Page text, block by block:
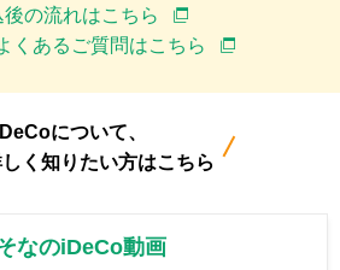
後の流れはこちら
くあるご質問はこちら
について、
く知りたい方はこちら
なのiDeCo動画